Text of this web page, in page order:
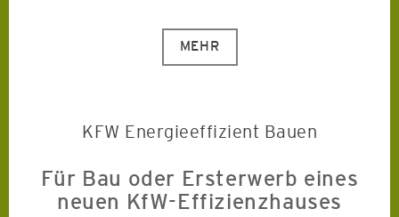
MEHR
KFW Energieeffizient Bauen
Für Bau oder Ersterwerb eines
neuen KfW-Effizienzhauses